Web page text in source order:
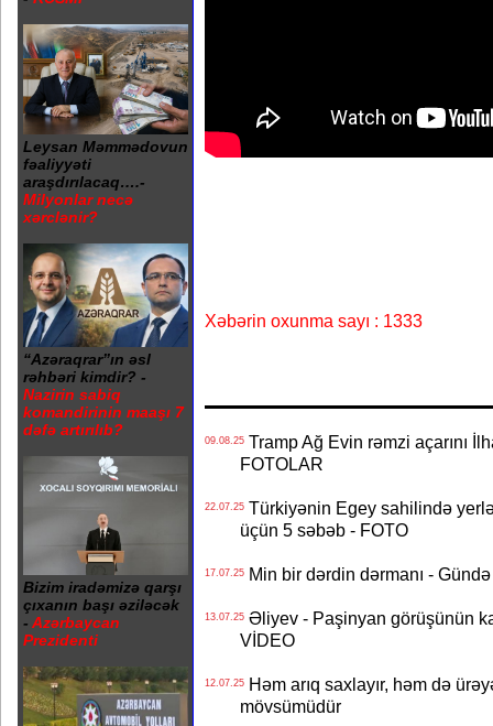
Leysan Məmmədovun
fəaliyyəti
araşdırılacaq….-
Milyonlar necə
xərclənir?
“Azəraqrar”ın əsl
rəhbəri kimdir? -
Nazirin sabiq
komandirinin maaşı 7
dəfə artırılıb?
Bizim iradəmizə qarşı
çıxanın başı əziləcək
- Azərbaycan
Prezidenti
Xəbərin oxunma sayı : 1333
09.08.25Tramp Ağ Evin rəmzi açarını
FOTOLAR
22.07.25Türkiyənin Egey sahilində
üçün 5 səbəb - FOTO
17.07.25Min bir dərdin dərmanı -
13.07.25Əliyev - Paşinyan görüşünün
VİDEO
12.07.25Həm arıq saxlayır, həm də
mövsümüdür